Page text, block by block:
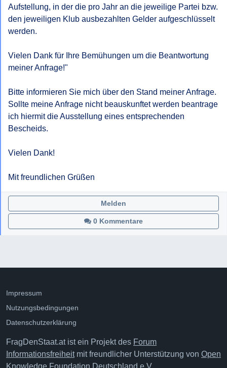
Aufstellung, in der die pro Jahr an die jeweilige Partei bzw.
den jeweiligen Klub ausbezahlten Gelder aufgeschlüsselt
werden.
Vielen Dank für Ihre Bemühungen um die Beantwortung
meiner Anfrage!"
Bitte informieren Sie mich über den Stand meiner Anfrage.
Sollte meine Anfrage nicht beauskunftet werden beantrage
ich hiermit die Ausstellung eines entsprechenden
Bescheids.
Vielen Dank!
Mit freundlichen Grüßen
0 Kommentare
Melden
Impressum
Nutzungsbedingungen
Datenschutzerklärung
FragDenStaat.at ist ein Projekt des Forum
Informationsfreiheitmit freundlicher Unterstützung von Open